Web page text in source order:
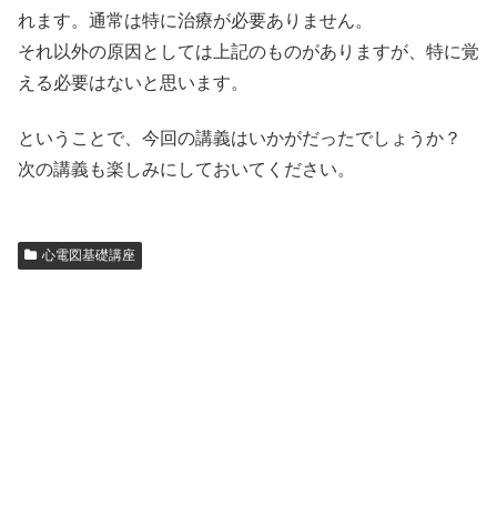
れます。通常は特に治療が必要ありません。
それ以外の原因としては上記のものがありますが、特に覚
える必要はないと思います。
ということで、今回の講義はいかがだったでしょうか？
次の講義も楽しみにしておいてください。
心電図基礎講座